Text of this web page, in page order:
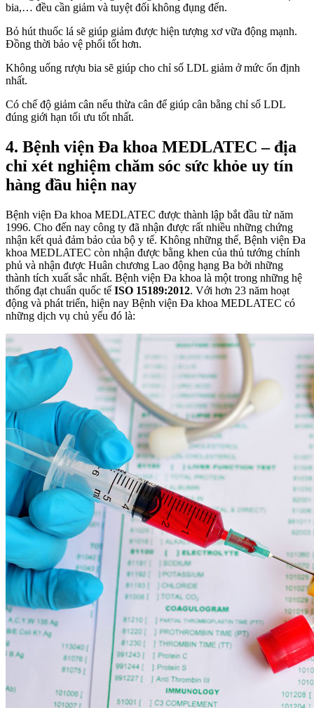
bia,… đều cần giảm và tuyệt đối không đụng đến.
Bỏ hút thuốc lá sẽ giúp giảm được hiện tượng xơ vữa động mạnh.
Đồng thời bảo vệ phổi tốt hơn.
Không uống rượu bia sẽ giúp cho chỉ số LDL giảm ở mức ổn định
nhất.
Có chế độ giảm cân nếu thừa cân để giúp cân bằng chỉ số LDL
đúng giới hạn tối ưu tốt nhất.
4. Bệnh viện Đa khoa MEDLATEC – địa
chỉ xét nghiệm chăm sóc sức khỏe uy tín
hàng đầu hiện nay
Bệnh viện Đa khoa MEDLATEC được thành lập bắt đầu từ năm
1996. Cho đến nay công ty đã nhận được rất nhiều những chứng
nhận kết quả đảm bảo của bộ y tế. Không những thế, Bệnh viện Đa
khoa MEDLATEC còn nhận được bằng khen của thủ tướng chính
phủ và nhận được Huân chương Lao động hạng Ba bởi những
thành tích xuất sắc nhất. Bệnh viện Đa khoa là một trong những hệ
thống đạt chuẩn quốc tế ISO 15189:2012. Với hơn 23 năm hoạt
động và phát triển, hiện nay Bệnh viện Đa khoa MEDLATEC có
những dịch vụ chủ yếu đó là: